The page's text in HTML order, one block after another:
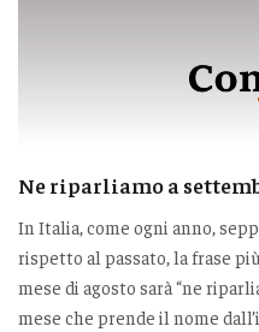
Ne riparliamo a
In Italia, come ogni anno,
rispetto al passato, la frase
mese di agosto sarà “ne
mese che prende il nome